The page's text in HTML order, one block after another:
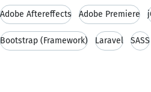
Adobe Aftereffects Adobe Premiere
Bootstrap (Framework) Laravel SASS